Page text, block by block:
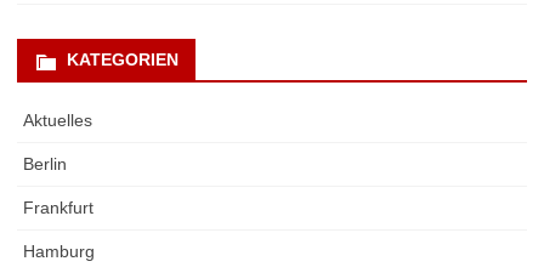
KATEGORIEN
Aktuelles
Berlin
Frankfurt
Hamburg